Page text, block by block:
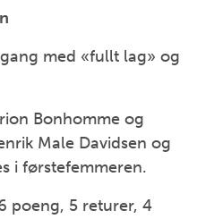
med «fullt lag» og
Bonhomme og
Male Davidsen og
i førstefemmeren.
poeng, 5 returer, 4